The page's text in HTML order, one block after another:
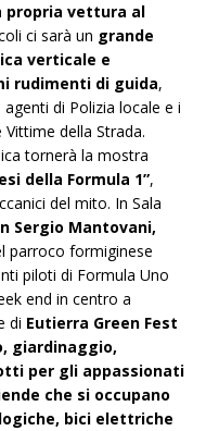
propria vettura al
ci sarà un grande
verticale e
rudimenti di guida,
di Polizia locale e i
Vittime della Strada.
tornerà la mostra
della Formula 1”,
del mito. In Sala
Sergio Mantovani,
parroco formiginese
piloti di Formula Uno
end in centro a
di Eutierra Green Fest
giardinaggio,
per gli appassionati
che si occupano
bici elettriche